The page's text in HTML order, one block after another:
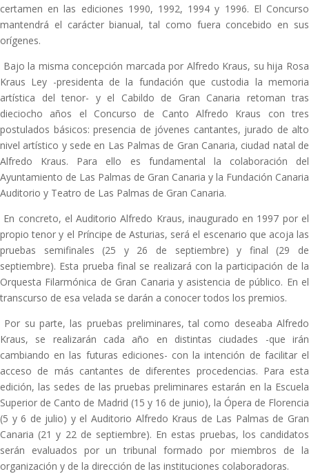
certamen en las ediciones 1990, 1992, 1994 y 1996. El Concurso
mantendrá el carácter bianual, tal como fuera concebido en sus
orígenes.
Bajo la misma concepción marcada por Alfredo Kraus, su hija Rosa
Kraus Ley -presidenta de la fundación que custodia la memoria
artística del tenor- y el Cabildo de Gran Canaria retoman tras
dieciocho años el Concurso de Canto Alfredo Kraus con tres
postulados básicos: presencia de jóvenes cantantes, jurado de alto
nivel artístico y sede en Las Palmas de Gran Canaria, ciudad natal de
Alfredo Kraus. Para ello es fundamental la colaboración del
Ayuntamiento de Las Palmas de Gran Canaria y la Fundación Canaria
Auditorio y Teatro de Las Palmas de Gran Canaria.
En concreto, el Auditorio Alfredo Kraus, inaugurado en 1997 por el
propio tenor y el Príncipe de Asturias, será el escenario que acoja las
pruebas semifinales (25 y 26 de septiembre) y final (29 de
septiembre). Esta prueba final se realizará con la participación de la
Orquesta Filarmónica de Gran Canaria y asistencia de público. En el
transcurso de esa velada se darán a conocer todos los premios.
Por su parte, las pruebas preliminares, tal como deseaba Alfredo
Kraus, se realizarán cada año en distintas ciudades -que irán
cambiando en las futuras ediciones- con la intención de facilitar el
acceso de más cantantes de diferentes procedencias. Para esta
edición, las sedes de las pruebas preliminares estarán en la Escuela
Superior de Canto de Madrid (15 y 16 de junio), la Ópera de Florencia
(5 y 6 de julio) y el Auditorio Alfredo Kraus de Las Palmas de Gran
Canaria (21 y 22 de septiembre). En estas pruebas, los candidatos
serán evaluados por un tribunal formado por miembros de la
organización y de la dirección de las instituciones colaboradoras.